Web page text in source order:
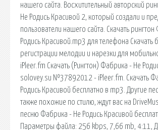
нашего сайта. Восхитительный авторский
Не Родись Красивой 2, который создали и
пользователи нашего сайта. Скачать
Родись Красивой.mp3 для телефона Скачать
регистрации мелодии и нарезки для
iPleer.fm Скачать (Рингтон) Фабрика - Не
solovey.su №37892012 - iPleer.fm. Скачать
Родись Красивой бесплатно в mp3. Другие
также похожие по стилю, ждут вас на
песню Фабрика - Не Родись Красивой
Параметры файла: 256 kbps, 7,66 mb, 4:11,